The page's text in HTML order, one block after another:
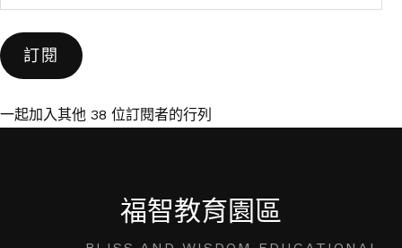
件
位
訂閱
一起加入其他 38 位訂閱者的行列
福智教育園區